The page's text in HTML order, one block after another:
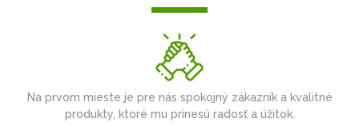
Na prvom mieste je pre nás spokojný zákazník a kvalitné
produkty, ktoré mu prinesú radosť a úžitok.